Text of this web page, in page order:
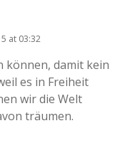
at 03:32
können, damit kein
es in Freiheit
wir die Welt
träumen.